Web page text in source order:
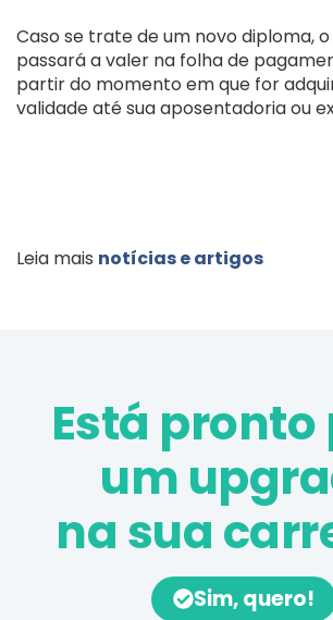
Caso se trate de um novo diploma,
passará a valer na folha de
partir do momento em que for
validade até sua aposentadoria ou
Leia mais notícias e artigos
Está pronto
um
na sua
Sim, quero!